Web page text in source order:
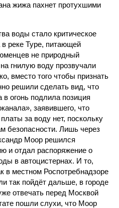
жижа пахнет протухшими
воды стало критическое
реке Туре, питающей
не природный
гнилую воду прозвучали
вместо того чтобы признать
решили сделать вид, что
огонь подлила позиция
заявившего, что
за воду нет, поскольку
безопасности. Лишь через
Моор решился
и отдал распоряжение о
в автоцистернах. И то,
в местном Роспотребнадзоре
так пойдёт дальше, в городе
отвечать перед Москвой
пошли слухи, что Моор